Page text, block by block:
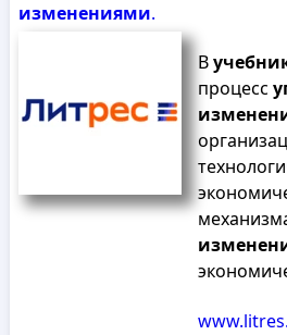
изменениями.
В
процесс